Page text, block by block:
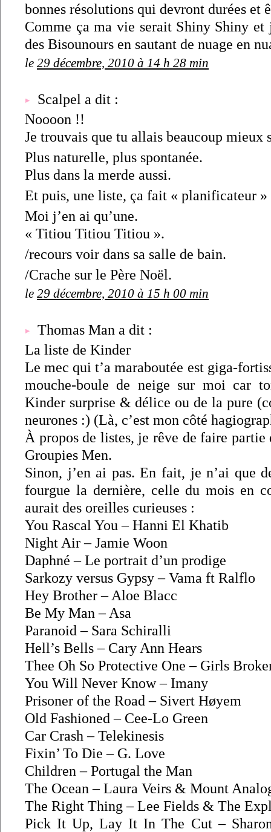
bonnes résolutions qui devront durées et
Comme ça ma vie serait Shiny Shiny et
des Bisounours en sautant de nuage en
le 29 décembre, 2010 à 14 h 28 min
Scalpel a dit :
Noooon !!
Je trouvais que tu allais beaucoup mieux
Plus naturelle, plus spontanée.
Plus dans la merde aussi.
Et puis, une liste, ça fait « planificateur
Moi j’en ai qu’une.
« Titiou Titiou Titiou ».
/recours voir dans sa salle de bain.
/Crache sur le Père Noël.
le 29 décembre, 2010 à 15 h 00 min
Thomas Man a dit :
La liste de Kinder
Le mec qui t’a maraboutée est giga-
mouche-boule de neige sur moi car
Kinder surprise & délice ou de la pure
neurones :) (Là, c’est mon côté
À propos de listes, je rêve de faire partie
Groupies Men.
Sinon, j’en ai pas. En fait, je n’ai que
fourgue la dernière, celle du mois en
aurait des oreilles curieuses :
You Rascal You – Hanni El Khatib
Night Air – Jamie Woon
Daphné – Le portrait d’un prodige
Sarkozy versus Gypsy – Vama ft Ralflo
Hey Brother – Aloe Blacc
Be My Man – Asa
Paranoid – Sara Schiralli
Hell’s Bells – Cary Ann Hears
Thee Oh So Protective One – Girls
You Will Never Know – Imany
Prisoner of the Road – Sivert Høyem
Old Fashioned – Cee-Lo Green
Car Crash – Telekinesis
Fixin’ To Die – G. Love
Children – Portugal the Man
The Ocean – Laura Veirs & Mount
The Right Thing – Lee Fields & The
Pick It Up, Lay It In The Cut –